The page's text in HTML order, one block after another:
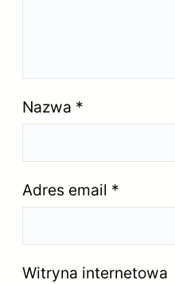
Nazwa *
Adres email *
Witryna internetowa